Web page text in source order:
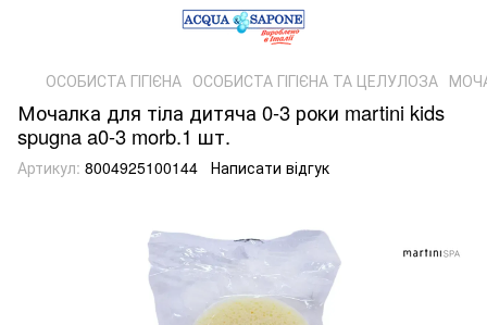
ОСОБИСТА ГІГІЄНА ОСОБИСТА ГІГІЄНА ТА ЦЕЛУЛОЗА
Мочалка для тіла дитяча 0-3 роки martini kids
spugna a0-3 morb.1 шт.
Артикул: 8004925100144 Написати відгук